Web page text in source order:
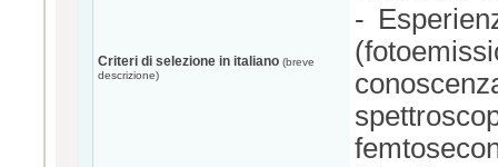
Criteri di selezione in italiano (breve
descrizione)
-